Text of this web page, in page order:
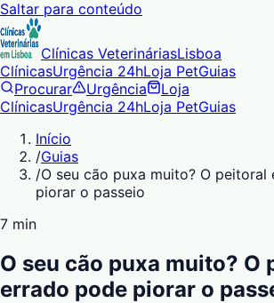
Saltar para conteúdo
Clínicas VeterináriasLisboa
ClínicasUrgência 24hLoja PetGuias
Procurar
Urgência
Loja
ClínicasUrgência 24hLoja PetGuias
Início
/Guias
/O seu cão puxa muito? O peitoral
piorar o passeio
7 min
O seu cão puxa muito? O
errado pode piorar o